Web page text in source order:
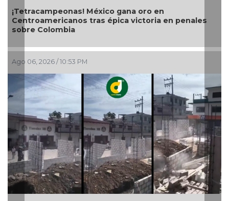
Gobierno de Boca del Río identifica puntos
exige a CAB soluciones definitivas a la